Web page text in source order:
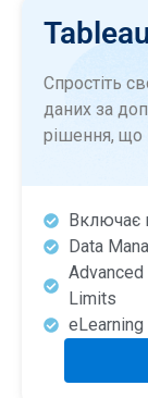
Спростіть
даних за
рішення, що
Включає
Data
Limits
eLearning